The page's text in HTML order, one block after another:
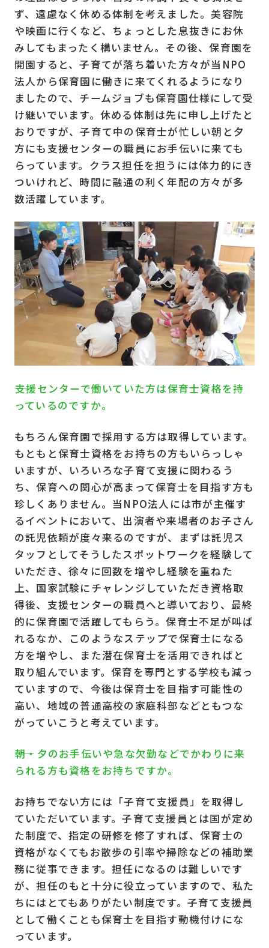
ず、遠慮なく休める体制を考えました。美容院
や映画に行くなど、ちょっとした息抜きにお休
みしてもまったく構いません。その後、保育園を
開園すると、子育てが落ち着いた方々が当NPO
法人から保育園に働きに来てくれるようになり
ましたので、チームジョブも保育園仕様にして受
け継いでいます。休める体制は先に申し上げたと
おりですが、子育て中の保育士が忙しい朝と夕
方にも支援センターの職員にお手伝いに来ても
らっています。クラス担任を担うには体力的にき
ついけれど、時間に融通の利く年配の方々が多
数活躍しています。
――支援センターで働いていた方は保育士資格を持
っているのですか。
もちろん保育園で採用する方は取得しています。
もともと保育士資格をお持ちの方もいらっしゃ
いますが、いろいろな子育て支援に関わるう
ち、保育への関心が高まって保育士を目指す方も
珍しくありません。当NPO法人には市が主催す
るイベントにおいて、出演者や来場者のお子さん
の託児依頼が度々来るのですが、まずは託児ス
タッフとしてそうしたスポットワークを経験して
いただき、徐々に回数を増やし経験を重ねた
上、国家試験にチャレンジしていただき資格取
得後、支援センターの職員へと導いており、最終
的に保育園で活躍してもらう。保育士不足が叫ば
れるなか、このようなステップで保育士になる
方を増やし、また潜在保育士を活用できればと
取り組んでいます。保育を専門とする学校も減っ
ていますので、今後は保育士を目指す可能性の
高い、地域の普通高校の家庭科部などともつな
がっていこうと考えています。
――朝・夕のお手伝いや急な欠勤などでかわりに来
られる方も資格をお持ちですか。
お持ちでない方には「子育て支援員」を取得し
ていただいています。子育て支援員とは国が定め
た制度で、指定の研修を修了すれば、保育士の
資格がなくてもお散歩の引率や掃除などの補助業
務に従事できます。担任になるのは難しいです
が、担任のもと十分に役立っていますので、私た
ちにはとてもありがたい制度です。子育て支援員
として働くことも保育士を目指す動機付けにな
っています。